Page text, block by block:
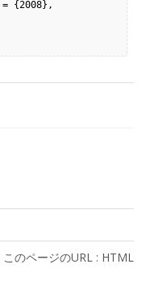
このページのURL : HTML